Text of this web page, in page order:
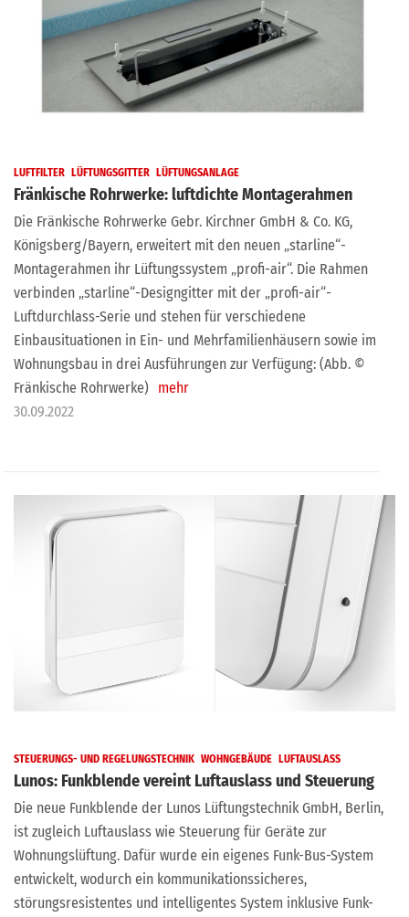
LUFTFILTER LÜFTUNGSGITTER LÜFTUNGSANLAGE
Fränkische Rohrwerke: luftdichte Montagerahmen
Die Fränkische Rohrwerke Gebr. Kirchner GmbH & Co. KG,
Königsberg/Bayern, erweitert mit den neuen „starline“-
Montagerahmen ihr Lüftungssystem „profi-air“. Die Rahmen
verbinden „starline“-Designgitter mit der „profi-air“-
Luftdurchlass-Serie und stehen für verschiedene
Einbausituationen in Ein- und Mehrfamilienhäusern sowie im
Wohnungsbau in drei Ausführungen zur Verfügung: (Abb. ©
Fränkische Rohrwerke) mehr
30.09.2022
STEUERUNGS- UND REGELUNGSTECHNIK WOHNGEBÄUDE LUFTAUSLASS
Lunos: Funkblende vereint Luftauslass und Steuerung
Die neue Funkblende der Lunos Lüftungstechnik GmbH, Berlin,
ist zugleich Luftauslass wie Steuerung für Geräte zur
Wohnungslüftung. Dafür wurde ein eigenes Funk-Bus-System
entwickelt, wodurch ein kommunikationssicheres,
störungsresistentes und intelligentes System inklusive Funk-